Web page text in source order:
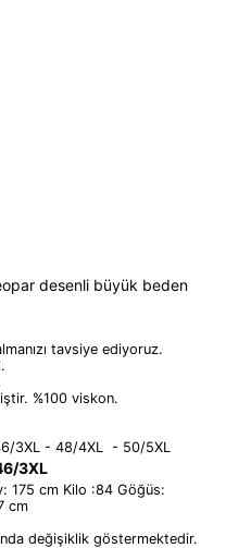
desenli büyük beden
tavsiye ediyoruz.
%100 viskon.
3XL - 48/4XL - 50/5XL
3XL
175 cm Kilo :84 Göğüs:
cm
değişiklik göstermektedir.